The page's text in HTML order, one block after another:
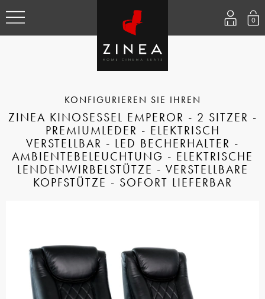
ZINEA KINOSESSEL EMPEROR - 2 SITZER -
PREMIUMLEDER - ELEKTRISCH
VERSTELLBAR - LED BECHERHALTER -
AMBIENTEBELEUCHTUNG - ELEKTRISCHE
LENDENWIRBELSTÜTZE - VERSTELLBARE
KOPFSTÜTZE - SOFORT LIEFERBAR
0